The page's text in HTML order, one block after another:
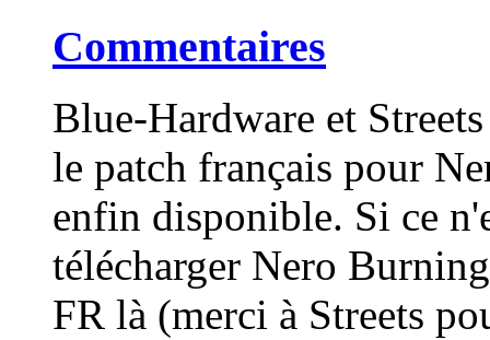
Commentaires
Blue-Hardware et
le patch français pour
enfin disponible. Si ce
télécharger Nero
FR là (merci à Streets